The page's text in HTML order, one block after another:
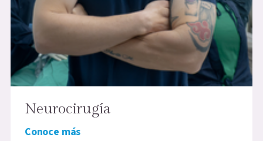
Neurocirugía
Conoce más